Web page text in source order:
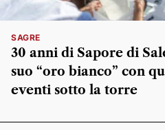
SAGRE
30 anni di Sapore di
suo “oro bianco” con
eventi sotto la torre